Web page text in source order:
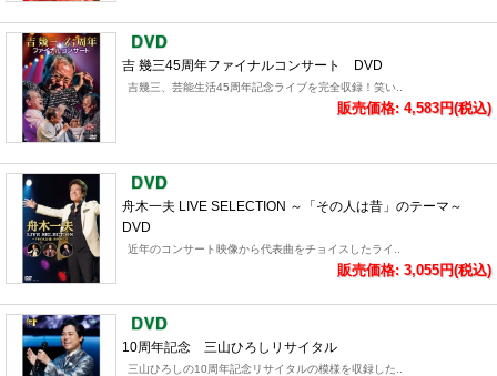
吉 幾三45周年ファイナルコンサート DVD
吉幾三、芸能生活45周年記念ライブを完全収録！笑い..
販売価格: 4,583円(税込)
舟木一夫 LIVE SELECTION ～「その人は昔」のテーマ～
DVD
近年のコンサート映像から代表曲をチョイスしたライ..
販売価格: 3,055円(税込)
10周年記念 三山ひろしリサイタル
三山ひろしの10周年記念リサイタルの模様を収録した..